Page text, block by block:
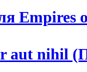
Empires
aut nihil